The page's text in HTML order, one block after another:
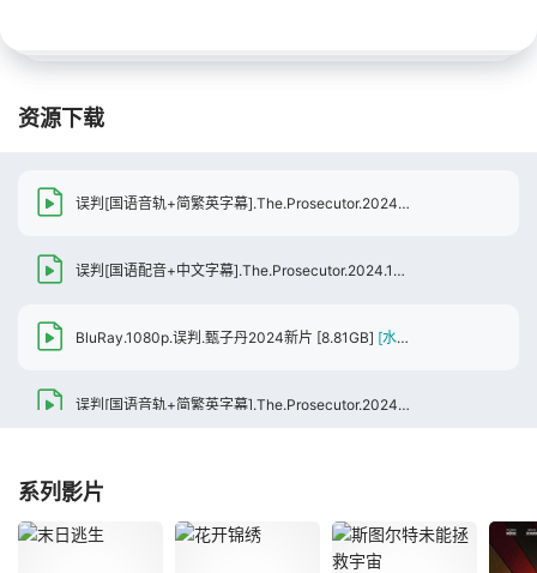
资源下载
误判[国语音轨+简繁英字幕].The.Prosecutor.2024.BluRay.1080p.TrueHD7.1.x265.10bit-DreamHD
误判[国语配音+中文字幕].The.Prosecutor.2024.1080p.HamiVideo.WEB-DL.AAC2.0.H.264-DreamHD
BluRay.1080p.误判.甄子丹2024新片 [8.81GB] [水印]
误判[国语音轨+简繁英字幕].The.Prosecutor.2024.BluRay.1080p.TrueHD7.1.x265.10bit-DreamHD
误判[国粤多音轨+简繁英字幕].The.Prosecutor.2024.1080p.BluRay.x265.10bit-CTRLHD
系列影片